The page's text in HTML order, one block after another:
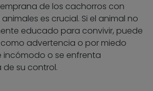
de los cachorros con
es crucial. Si el animal no
educado para convivir, puede
advertencia o por miedo
incómodo o se enfrenta
su control.